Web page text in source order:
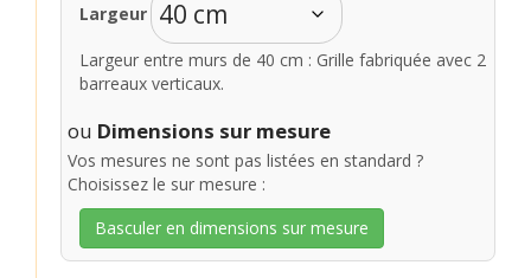
Largeur
Largeur entre murs de 40 cm : Grille fabriquée avec 2
barreaux verticaux.
ou Dimensions sur mesure
Vos mesures ne sont pas listées en standard ?
Choisissez le sur mesure :
Basculer en dimensions sur mesure